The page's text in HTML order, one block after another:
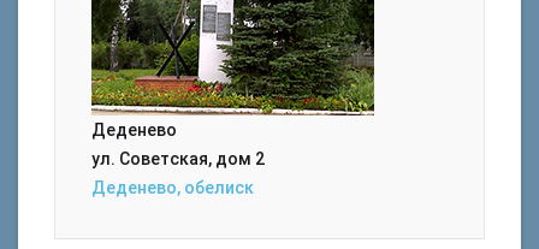
Деденево
ул. Советская, дом 2
Деденево, обелиск